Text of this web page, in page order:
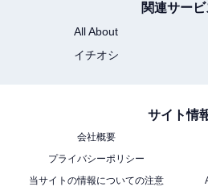
関連サービ
All About
イチオシ
サイト情
会社概要
プライバシーポリシー
当サイトの情報についての注意